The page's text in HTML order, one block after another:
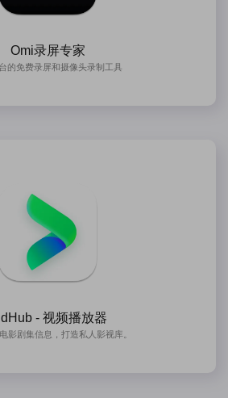
Omi录屏专家
的免费录屏和摄像头录制工具
- 视频播放器
影剧集信息，打造私人影视库。